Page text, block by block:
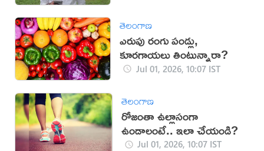
తెలంగాణ
ఎరుపు రంగు పండ్లు,
కూరగాయలు తింటున్నారా?
Jul 01, 2026, 10:07 IST
తెలంగాణ
రోజంతా ఉల్లాసంగా
ఉండాలంటే.. ఇలా చేయండి?
Jul 01, 2026, 10:07 IST